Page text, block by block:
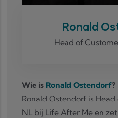
Ronald
Head of
Wie is Ronald Ostendorf?
Ronald Ostendorf is Head
NL bij Life After Me en